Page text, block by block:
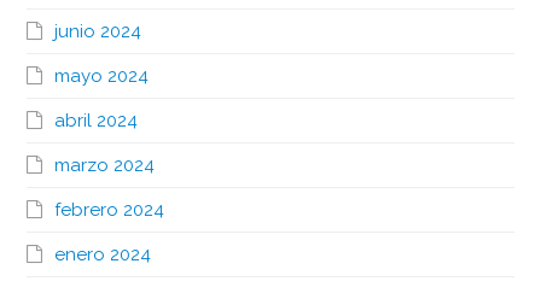
junio 2024
mayo 2024
abril 2024
marzo 2024
febrero 2024
enero 2024